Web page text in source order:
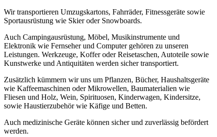
Wir transportieren Umzugskartons, Fahrräder, Fitnessgeräte sowie
Sportausrüstung wie Skier oder Snowboards.
Auch Campingausrüstung, Möbel, Musikinstrumente und
Elektronik wie Fernseher und Computer gehören zu unseren
Leistungen. Werkzeuge, Koffer oder Reisetaschen, Autoteile sowie
Kunstwerke und Antiquitäten werden sicher transportiert.
Zusätzlich kümmern wir uns um Pflanzen, Bücher, Haushaltsgeräte
wie Kaffeemaschinen oder Mikrowellen, Baumaterialien wie
Fliesen und Holz, Wein, Spirituosen, Kinderwagen, Kindersitze,
sowie Haustierzubehör wie Käfige und Betten.
Auch medizinische Geräte können sicher und zuverlässig befördert
werden.